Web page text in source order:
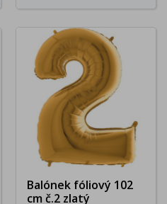
Balónek fóliový 102
cm č.2 zlatý